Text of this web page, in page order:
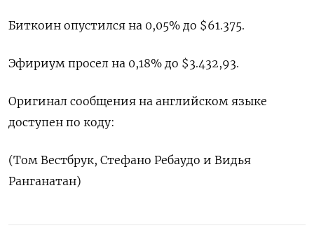
Биткоин опустился на 0,05% до $61.375.
Эфириум просел на 0,18% до $3.432,93.
Оригинал сообщения на английском языке
доступен по коду:
(Том Вестбрук, Стефано Ребаудо и Видья
Ранганатан)